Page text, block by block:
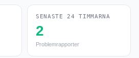
SENASTE 24 TIMMARNA
2
Problemrapporter